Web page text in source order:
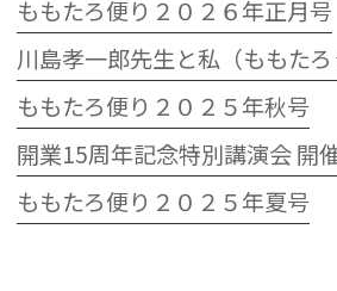
ももたろ便り２０２６年正月号
ももたろ便り２０２５年秋号
開業15周年記念特別講演会 開
ももたろ便り２０２５年夏号